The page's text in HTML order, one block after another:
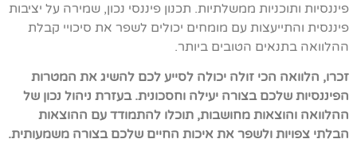
פיננסיות ותוכניות ממשלתיות. תכנון פיננסי נכון, שמירה על יציבות
פיננסית והתייעצות עם מומחים יכולים לשפר את סיכויי קבלת
ההלוואה בתנאים הטובים ביותר.
זכרו, הלוואה הכי זולה יכולה לסייע לכם להשיג את המטרות
הפיננסיות שלכם בצורה יעילה וחסכונית. בעזרת ניהול נכון של
ההלוואה והוצאות מחושבות, תוכלו להתמודד עם ההוצאות
הבלתי צפויות ולשפר את איכות החיים שלכם בצורה משמעותית.